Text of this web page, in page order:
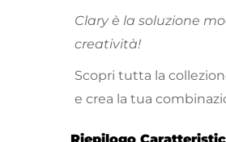
Clary è la soluzione
creatività!
Scopri tutta la
e crea la tua